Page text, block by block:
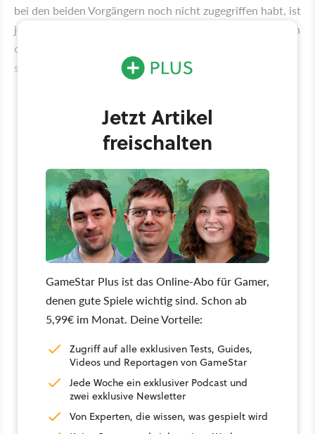
bei den beiden Vorgängern noch nicht zugegriffen habt, ist
jetzt ein guter Zeitpunkt dafür. Ihr könnt die Spiele einzeln
oder im Bundle kaufen, um noch ein bisschen mehr zu
sparen.
Jetzt Artikel
freischalten
GameStar Plus ist das Online-Abo für Gamer,
denen gute Spiele wichtig sind. Schon ab
5,99€ im Monat. Deine Vorteile:
Zugriff auf alle exklusiven Tests, Guides,
Videos und Reportagen von GameStar
Jede Woche ein exklusiver Podcast und
zwei exklusive Newsletter
Von Experten, die wissen, was gespielt wird